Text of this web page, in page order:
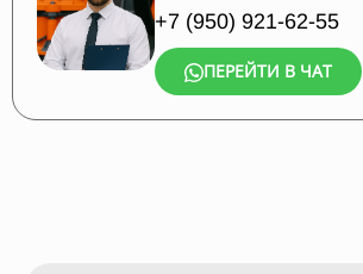
+7 (950) 921-62-55
ПЕРЕЙТИ В ЧАТ